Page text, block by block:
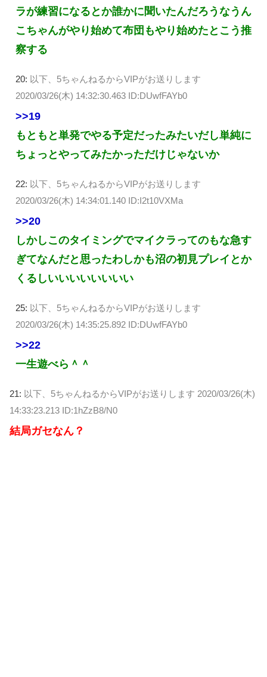
ラが練習になるとか誰かに聞いたんだろうなうん
こちゃんがやり始めて布団もやり始めたとこう推
察する
20: 以下、5ちゃんねるからVIPがお送りします
2020/03/26(木) 14:32:30.463 ID:DUwfFAYb0
>>19
もともと単発でやる予定だったみたいだし単純に
ちょっとやってみたかっただけじゃないか
22: 以下、5ちゃんねるからVIPがお送りします
2020/03/26(木) 14:34:01.140 ID:I2t10VXMa
>>20
しかしこのタイミングでマイクラってのもな急す
ぎてなんだと思ったわしかも沼の初見プレイとか
くるしいいいいいいいい
25: 以下、5ちゃんねるからVIPがお送りします
2020/03/26(木) 14:35:25.892 ID:DUwfFAYb0
>>22
一生遊べら＾＾
21: 以下、5ちゃんねるからVIPがお送りします 2020/03/26(木)
14:33:23.213 ID:1hZzB8/N0
結局ガセなん？